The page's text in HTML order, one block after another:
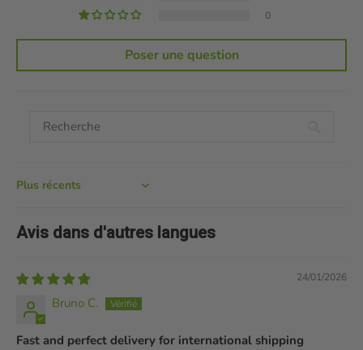
0
Poser une question
Sort by
Avis dans d'autres langues
24/01/2026
Bruno C.
Fast and perfect delivery for international shipping